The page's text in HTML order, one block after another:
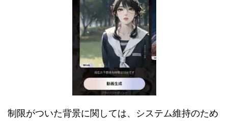
制限がついた背景に関しては、システム維持のため